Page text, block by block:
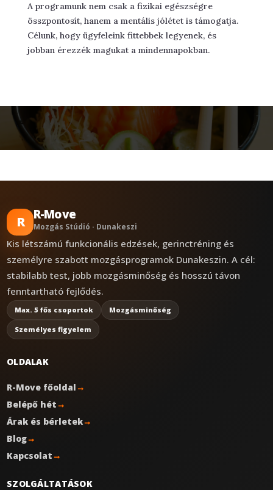
A programunk nem csak a fizikai egészségre
összpontosít, hanem a mentális jólétet is támogatja.
Célunk, hogy ügyfeleink fittebbek legyenek, és
jobban érezzék magukat a mindennapokban.
R R-Move
Mozgás Stúdió · Dunakeszi
Kis létszámú funkcionális edzések, gerinctréning és
személyre szabott mozgásprogramok Dunakeszin. A cél:
stabilabb test, jobb mozgásminőség és hosszú távon
fenntartható fejlődés.
Max. 5 fős csoportok Mozgásminőség
Személyes figyelem
OLDALAK
R-Move főoldal→
Belépő hét→
Árak és bérletek→
Blog→
Kapcsolat→
SZOLGÁLTATÁSOK